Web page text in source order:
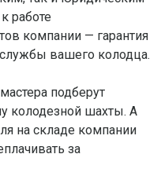
работе
компании — гарантия
службы вашего колодца.
подберут
колодезной шахты. А
на складе компании
за